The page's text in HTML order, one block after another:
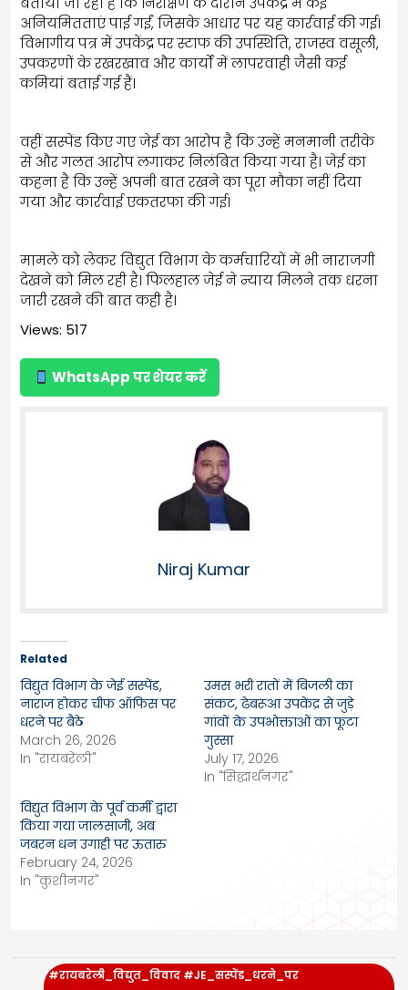
अनियमितताएं पाई गईं, जिसके आधार पर यह कार्रवाई की गई।
विभागीय पत्र में उपकेंद्र पर स्टाफ की उपस्थिति, राजस्व वसूली,
उपकरणों के रखरखाव और कार्यों में लापरवाही जैसी कई
कमियां बताई गई हैं।
वहीं सस्पेंड किए गए जेई का आरोप है कि उन्हें मनमानी तरीके
से और गलत आरोप लगाकर निलंबित किया गया है। जेई का
कहना है कि उन्हें अपनी बात रखने का पूरा मौका नहीं दिया
गया और कार्रवाई एकतरफा की गई।
मामले को लेकर विद्युत विभाग के कर्मचारियों में भी नाराजगी
देखने को मिल रही है। फिलहाल जेई ने न्याय मिलने तक धरना
जारी रखने की बात कही है।
Views: 517
WhatsApp पर शेयर करें
Niraj Kumar
Related
विद्युत विभाग के जेई सस्पेंड,
नाराज होकर चीफ ऑफिस पर
धरने पर बैठे
March 26, 2026
In "रायबरेली"
उमस भरी रातों में बिजली का
संकट, ढेबरूआ उपकेंद्र से जुड़े
गांवों के उपभोक्ताओं का फूटा
गुस्सा
July 17, 2026
In "सिद्धार्थनगर"
विद्युत विभाग के पूर्व कर्मी द्वारा
किया गया जालसाजी, अब
जबरन धन उगाही पर ऊतारु
February 24, 2026
In "कुशीनगर"
#रायबरेली_विद्युत_विवाद #JE_सस्पेंड_धरने_पर